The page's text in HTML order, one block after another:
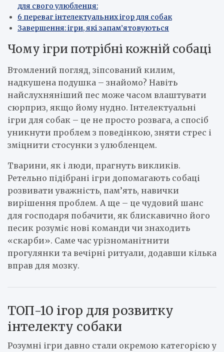
для свого улюбленця:
6 переваг інтелектуальних ігор для собак
Завершення: ігри, які запам’ятовуються
Чому ігри потрібні кожній собаці
Втомлений погляд, зіпсований килим,
надкушена подушка – знайомо? Навіть
найслухняніший пес може часом влаштувати
сюрприз, якщо йому нудно. Інтелектуальні
ігри для собак – це не просто розвага, а спосіб
уникнути проблем з поведінкою, зняти стрес і
зміцнити стосунки з улюбленцем.
Тварини, як і люди, прагнуть викликів.
Ретельно підібрані ігри допомагають собаці
розвивати уважність, пам’ять, навички
вирішення проблем. А ще – це чудовий шанс
для господаря побачити, як блискавично його
песик розуміє нові команди чи знаходить
«скарби». Саме час урізноманітнити
прогулянки та вечірні ритуали, додавши кілька
вправ для мозку.
ТОП-10 ігор для розвитку
інтелекту собаки
Розумні ігри давно стали окремою категорією у